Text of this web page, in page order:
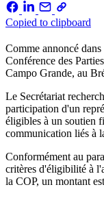
Copied to clipboard
Comme annoncé dans
Conférence des
Campo Grande, au
Le Secrétariat
participation d'un
éligibles à un soutien
communication liés à
Conformément au
critères d'éligibilité à
la COP, un montant